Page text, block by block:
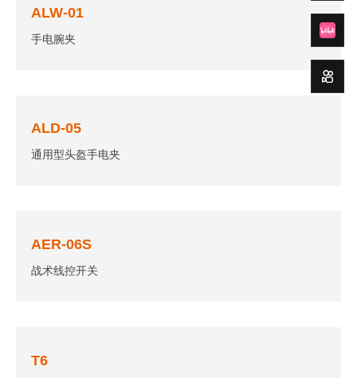
ALW-01
手电腕夹
ALD-05
通用型头盔手电夹
AER-06S
战术线控开关
T6